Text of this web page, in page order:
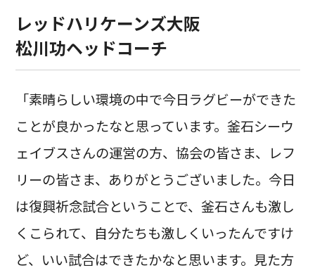
レッドハリケーンズ大阪
松川功ヘッドコーチ
「素晴らしい環境の中で今日ラグビーができた
ことが良かったなと思っています。釜石シーウ
ェイブスさんの運営の方、協会の皆さま、レフ
リーの皆さま、ありがとうございました。今日
は復興祈念試合ということで、釜石さんも激し
くこられて、自分たちも激しくいったんですけ
ど、いい試合はできたかなと思います。見た方